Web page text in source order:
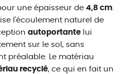
une épaisseur de 4,8 cm.
l'écoulement naturel de
autoportante lui
sur le sol, sans
préalable. Le matériau
recyclé, ce qui en fait un